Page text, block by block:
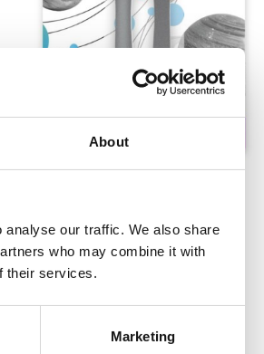
About
our traffic. We also share
who may combine it with
their services.
Marketing